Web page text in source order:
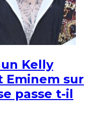
Kelly
sur
passe t-il